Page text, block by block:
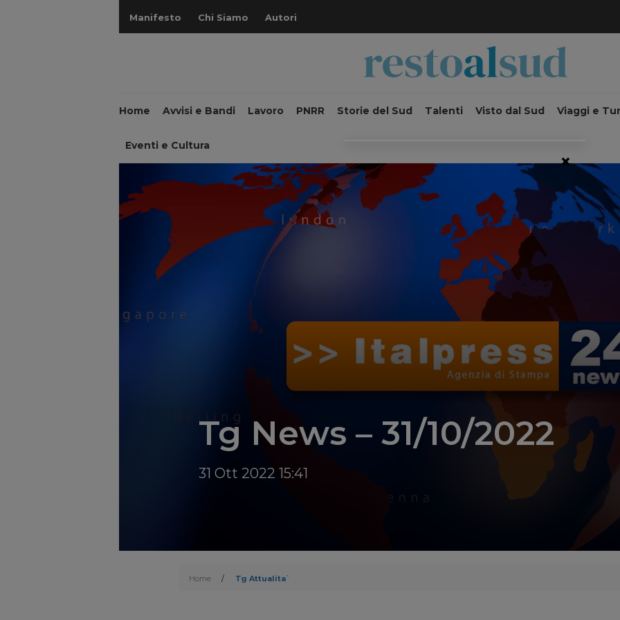
Manifesto Chi Siamo Autori
Home Avvisi e Bandi Lavoro PNRR Storie del Sud Talenti Visto dal Sud Viaggi e
Eventi e Cultura
Tg News – 31/10/2022
31 Ott 2022 15:41
Home / Tg Attualita`
×